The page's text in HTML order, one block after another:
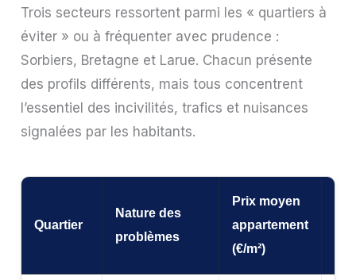
Trois secteurs ressortent parmi les « quartiers à
éviter » ou à fréquenter avec prudence :
Sorbiers, Bretagne et Larue. Chacun présente
des profils différents, mais tous concentrent
l’essentiel des incivilités, trafics et nuisances
signalées par les habitants.
Quartier
Nature des
problèmes
Prix moyen
appartement
(€/m²)